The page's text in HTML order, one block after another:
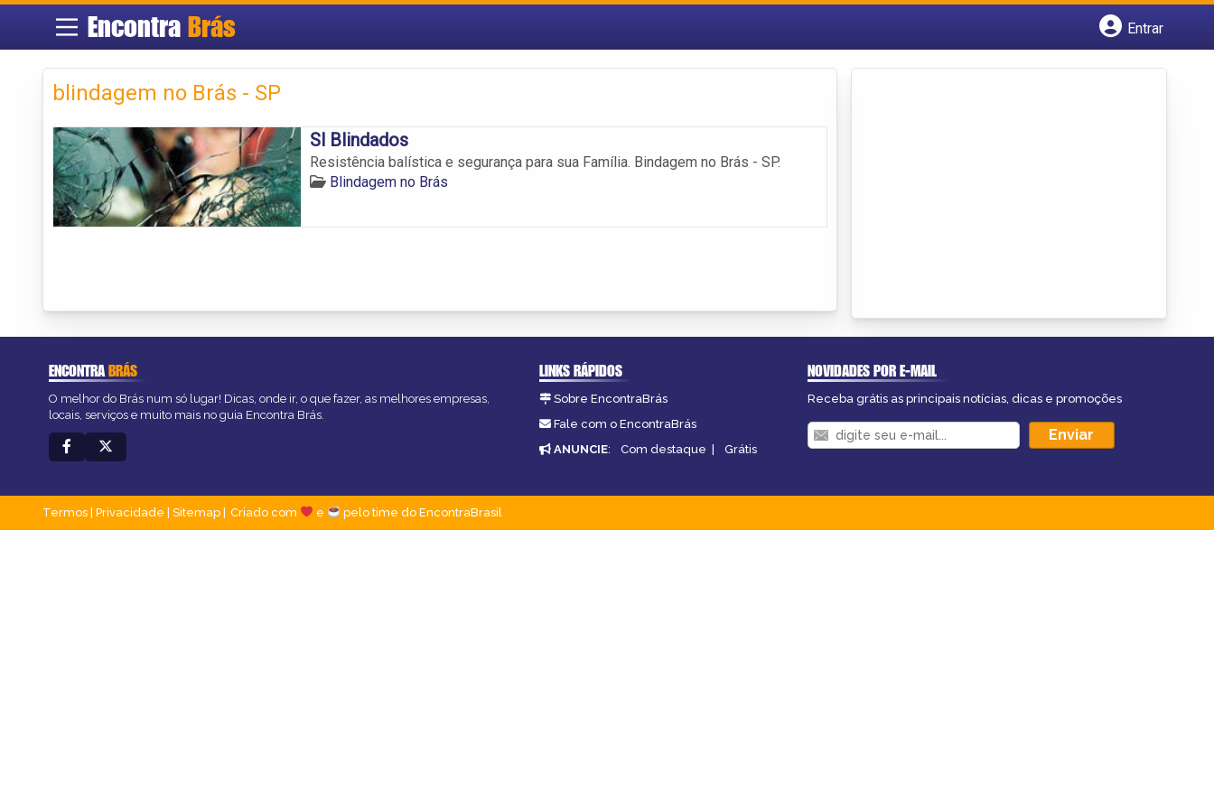
EncontraBrás
Entrar
blindagem no Brás - SP
Sl Blindados
Resistência balística e segurança para sua Família. Bindagem no Brás - SP.
Blindagem no Brás
ENCONTRABRÁS
O melhor do Brás num só lugar! Dicas, onde ir, o que fazer, as melhores empresas,
locais, serviços e muito mais no guia Encontra Brás.
LINKS RÁPIDOS
Sobre EncontraBrás
Fale com o EncontraBrás
ANUNCIE: Com destaque | Grátis
NOVIDADES POR E-MAIL
Receba grátis as principais notícias, dicas e promoções
Termos Privacidade Sitemap Criado com e pelo time do EncontraBrasil